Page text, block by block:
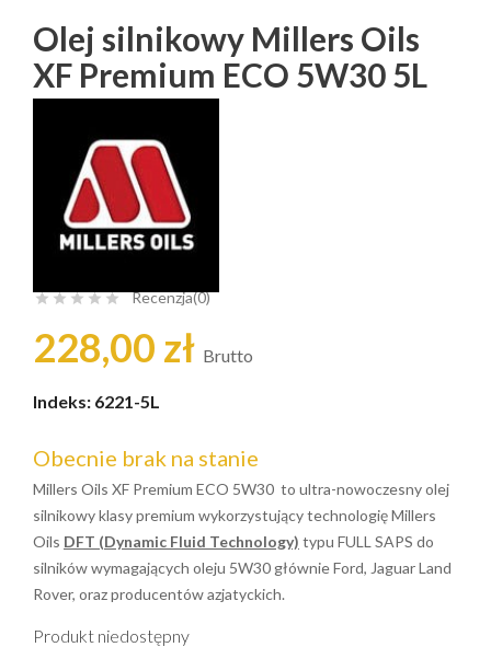
Olej silnikowy Millers Oils
XF Premium ECO 5W30 5L
     Recenzja(0)
228,00 zł Brutto
Indeks: 6221-5L
Obecnie brak na stanie
Millers Oils XF Premium ECO 5W30 to ultra-nowoczesny olej
silnikowy klasy premium wykorzystujący technologię Millers
Oils DFT (Dynamic Fluid Technology) typu FULL SAPS do
silników wymagających oleju 5W30 głównie Ford, Jaguar Land
Rover, oraz producentów azjatyckich.
Produkt niedostępny